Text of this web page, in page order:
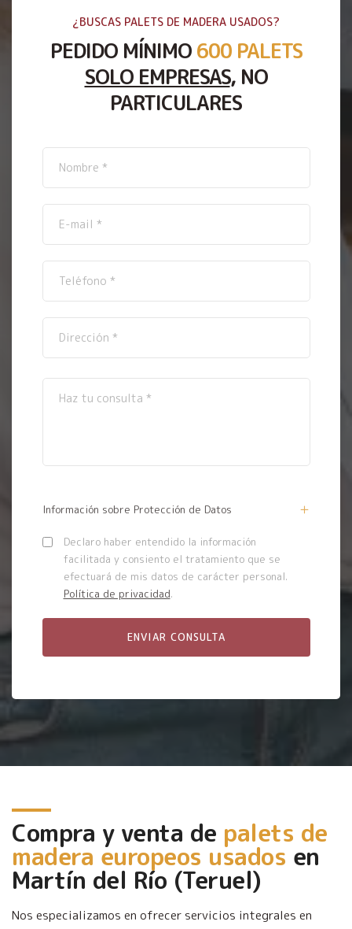
¿BUSCAS PALETS DE MADERA USADOS?
PEDIDO MÍNIMO 600 PALETS
SOLO EMPRESAS, NO
PARTICULARES
Información sobre Protección de Datos
Declaro haber entendido la información
facilitada y consiento el tratamiento que se
efectuará de mis datos de carácter personal.
Política de privacidad.
Compra y venta de palets de
madera europeos usados en
Martín del Río (Teruel)
Nos especializamos en ofrecer servicios integrales en